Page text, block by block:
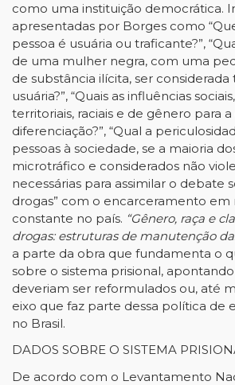
como uma instituição democrática.
apresentadas por Borges como
pessoa é usuária ou traficante?”,
de uma mulher negra, com uma
de substância ilícita, ser
usuária?”, “Quais as influências
territoriais, raciais e de gênero para
diferenciação?”, “Qual a
pessoas à sociedade, se a maioria
microtráfico e considerados não
necessárias para assimilar o debate
drogas” com o encarceramento em
constante no país. “Gênero, raça e
drogas: estruturas de manutenção
a parte da obra que fundamenta o
sobre o sistema prisional,
deveriam ser reformulados ou, até
eixo que faz parte dessa política de
no Brasil.
DADOS SOBRE O SISTEMA
De acordo com o Levantamento